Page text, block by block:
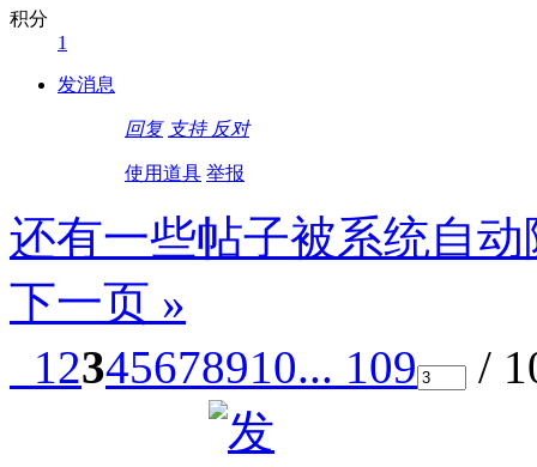
积分
1
发消息
回复 支持 反对
使用道具 举报
还有一些帖子被系统自
下一页 »
12345678910... 109 /